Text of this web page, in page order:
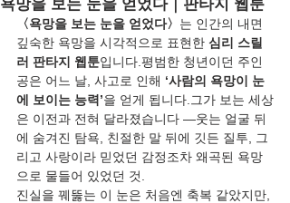
욕망을 보는 눈을 얻었다｜판타지 웹툰
〈욕망을 보는 눈을 얻었다〉 는 인간의 내면
깊숙한 욕망을 시각적으로 표현한 심리 스릴
러 판타지 웹툰입니다.평범한 청년이던 주인
공은 어느 날, 사고로 인해 ‘사람의 욕망이 눈
에 보이는 능력’을 얻게 됩니다.그가 보는 세상
은 이전과 전혀 달라졌습니다 —웃는 얼굴 뒤
에 숨겨진 탐욕, 친절한 말 뒤에 깃든 질투, 그
리고 사랑이라 믿었던 감정조차 왜곡된 욕망
으로 물들어 있었던 것.
진실을 꿰뚫는 이 눈은 처음엔 축복 같았지만,